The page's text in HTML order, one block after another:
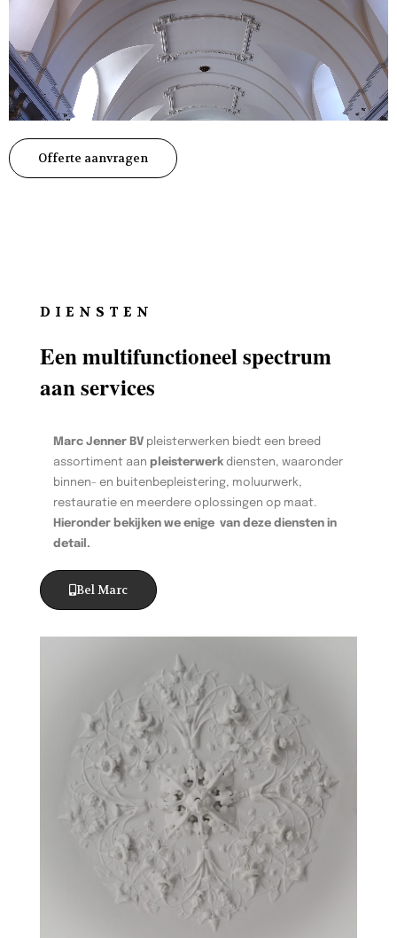
Offerte aanvragen
DIENSTEN
Een multifunctioneel spectrum
aan services
Marc Jenner BV pleisterwerken biedt een breed
assortiment aan pleisterwerk diensten, waaronder
binnen- en buitenbepleistering, moluurwerk,
restauratie en meerdere oplossingen op maat.
Hieronder bekijken we enige van deze diensten in
detail.
Bel Marc